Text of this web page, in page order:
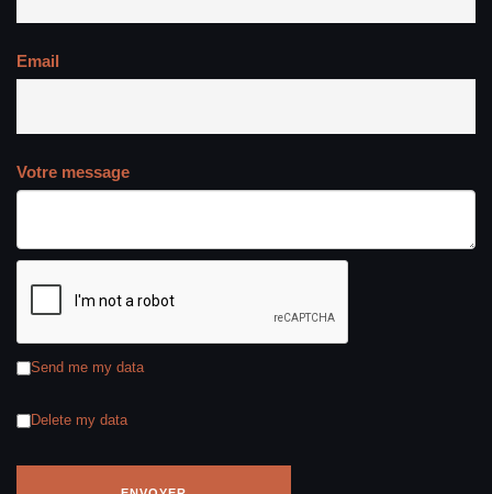
Email
Votre message
Send me my data
Delete my data